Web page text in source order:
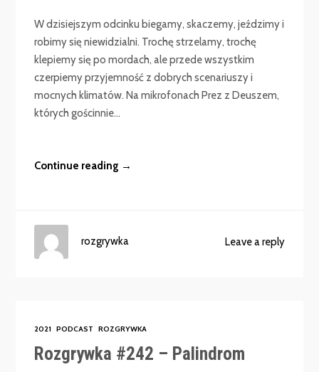
W dzisiejszym odcinku biegamy, skaczemy, jeździmy i
robimy się niewidzialni. Trochę strzelamy, trochę
klepiemy się po mordach, ale przede wszystkim
czerpiemy przyjemność z dobrych scenariuszy i
mocnych klimatów. Na mikrofonach Prez z Deuszem,
których gościnnie...
Continue reading →
Leave a reply
rozgrywka
2021 PODCAST ROZGRYWKA
Rozgrywka #242 – Palindrom